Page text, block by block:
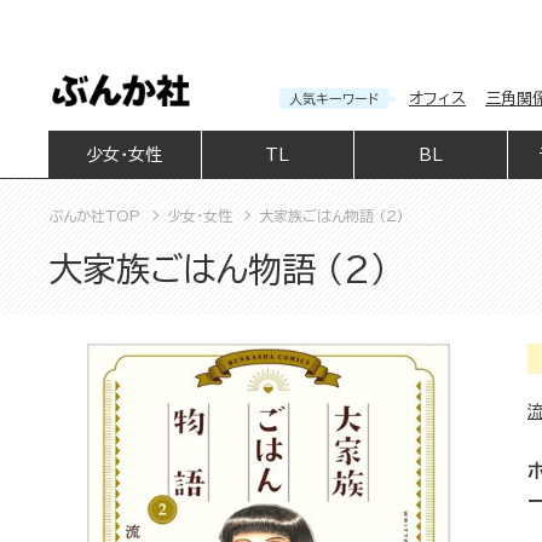
人気キーワード オフィス 三角関
少女・女性 BL
ぶんか社TOP 少女・女性 大家族ごはん物語 （2）
大家族ごはん物語 （2）